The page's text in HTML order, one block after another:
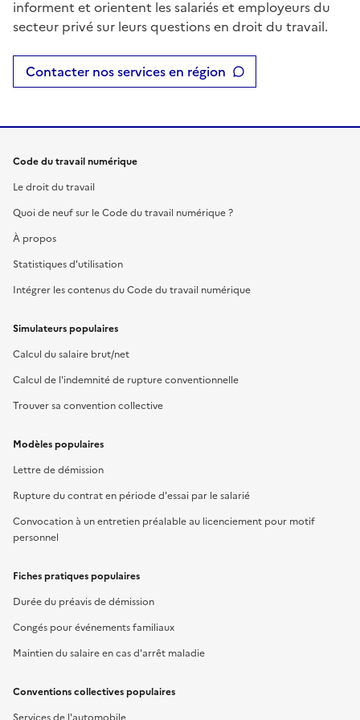
informent et orientent les salariés et employeurs du
secteur privé sur leurs questions en droit du travail.
Contacter nos services en région
Code du travail numérique
Le droit du travail
Quoi de neuf sur le Code du travail numérique ?
À propos
Statistiques d'utilisation
Intégrer les contenus du Code du travail numérique
Simulateurs populaires
Calcul du salaire brut/net
Calcul de l'indemnité de rupture conventionnelle
Trouver sa convention collective
Modèles populaires
Lettre de démission
Rupture du contrat en période d'essai par le salarié
Convocation à un entretien préalable au licenciement pour motif
personnel
Fiches pratiques populaires
Durée du préavis de démission
Congés pour événements familiaux
Maintien du salaire en cas d'arrêt maladie
Conventions collectives populaires